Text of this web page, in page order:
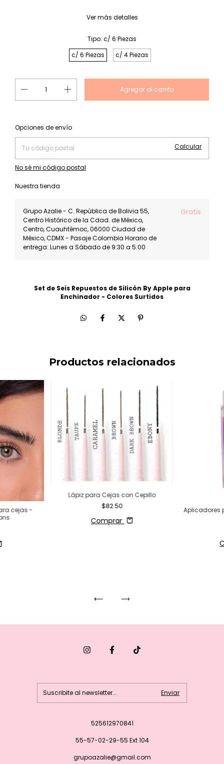
Ver más detalles
Tipo: c/ 6 Piezas
c/ 6 Piezas
c/ 4 Piezas
Entregas para el CP:
Opciones de envío
Calcular
No sé mi código postal
Nuestra tienda
Grupo Azalie - C. República de Bolivia 55,
Centro Histórico de la Cdad. de México,
Centro, Cuauhtémoc, 06000 Ciudad de
México, CDMX - Pasaje Colombia Horario de
entrega: Lunes a Sábado de 9:30 a 5:00
Gratis
Set de Seis Repuestos de Silicón By Apple para
Enchinador - Colores Surtidos
Productos relacionados
cejas -
Lápiz para Cejas con Cepillo
$82.50
Comprar
Aplicadores
525612970841
55-57-02-29-55 Ext 104
grupoazalie@gmail.com